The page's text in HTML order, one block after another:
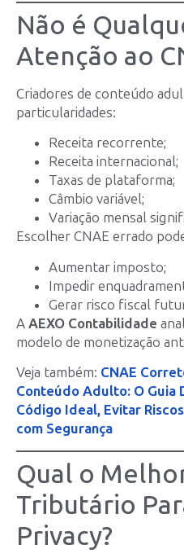
Não é
Atenção ao
Criadores de conteúdo
particularidades:
Receita recorrente;
Receita internacional;
Taxas de plataforma;
Câmbio variável;
Variação mensal
Escolher CNAE errado
Aumentar imposto;
Impedir
Gerar risco fiscal
A AEXO Contabilidade
modelo de monetização
Veja também: CNAE
Conteúdo Adulto: O Guia
Código Ideal, Evitar
com Segurança
Qual o
Tributário
Privacy?